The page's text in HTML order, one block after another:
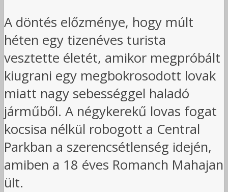
A döntés előzménye, hogy múlt
héten egy tizenéves turista
vesztette életét, amikor megpróbált
kiugrani egy megbokrosodott lovak
miatt nagy sebességgel haladó
járműből. A négykerekű lovas fogat
kocsisa nélkül robogott a Central
Parkban a szerencsétlenség idején,
amiben a 18 éves Romanch Mahajan
ült.